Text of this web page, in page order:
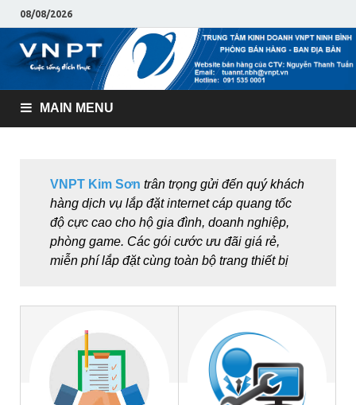
08/08/2026
MAIN MENU
VNPT Kim Sơn trân trọng gửi đến quý khách
hàng dịch vụ lắp đặt internet cáp quang tốc
độ cực cao cho hộ gia đình, doanh nghiệp,
phòng game. Các gói cước ưu đãi giá rẻ,
miễn phí lắp đặt cùng toàn bộ trang thiết bị